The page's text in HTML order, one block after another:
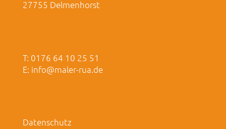
27755 Delmenhorst
T: 0176 64 10 25 51
E: info@maler-rua.de
Datenschutz